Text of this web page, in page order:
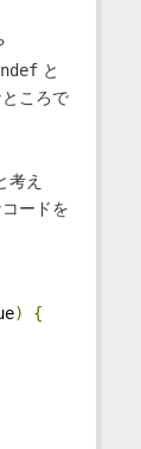
と
ころで
考え
ードを
)
{